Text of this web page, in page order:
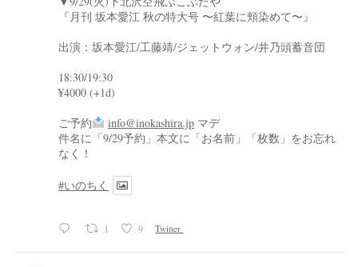
『月刊 坂本愛江 秋の特大号 〜紅葉に頬染めて〜』
出演：坂本愛江/工藤靖/ジェットウォン/井乃頭蓄音団
18:30/19:30
¥4000 (+1d)
ご予約
info@inokashira.jp マデ
件名に「9/29予約」本文に「お名前」「枚数」をお忘れ
なく！
#いのちく
1 9 Twitter